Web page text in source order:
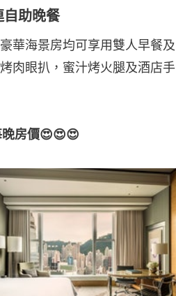
助晚餐
華海景房均可享用雙人早餐及
肉眼扒，蜜汁烤火腿及酒店手
房價😍😍😍